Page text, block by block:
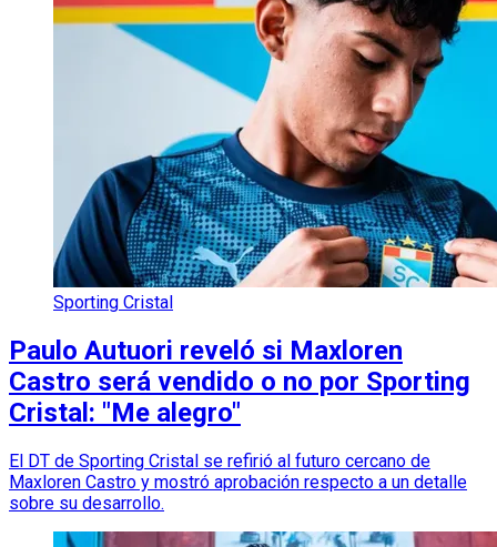
Sporting Cristal
Paulo Autuori reveló si Maxloren
Castro será vendido o no por Sporting
Cristal: "Me alegro"
El DT de Sporting Cristal se refirió al futuro cercano de
Maxloren Castro y mostró aprobación respecto a un detalle
sobre su desarrollo.